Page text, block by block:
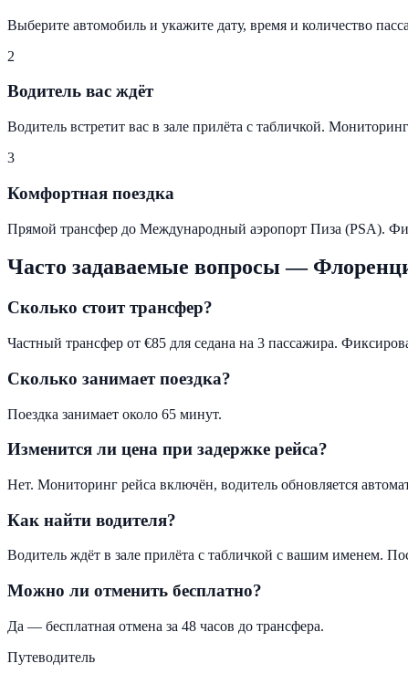
Выберите автомобиль и укажите дату, время и количество
2
Водитель вас ждёт
Водитель встретит вас в зале прилёта с табличкой.
3
Комфортная поездка
Прямой трансфер до Международный аэропорт Пиза (PSA).
Часто задаваемые вопросы —
Сколько стоит трансфер?
Частный трансфер от €85 для седана на 3 пассажира.
Сколько занимает поездка?
Поездка занимает около 65 минут.
Изменится ли цена при задержке рейса?
Нет. Мониторинг рейса включён, водитель обновляется
Как найти водителя?
Водитель ждёт в зале прилёта с табличкой с вашим именем.
Можно ли отменить бесплатно?
Да — бесплатная отмена за 48 часов до трансфера.
Путеводитель